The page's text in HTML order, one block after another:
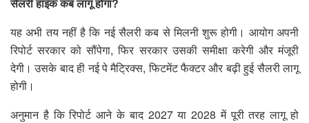
यह अभी तय नहीं है कि नई सैलरी कब से मिलनी शुरू होगी। आयोग अपनी
रिपोर्ट सरकार को सौंपेगा, फिर सरकार उसकी समीक्षा करेगी और मंजूरी
देगी। उसके बाद ही नई पे मैट्रिक्स, फिटमेंट फैक्टर और बढ़ी हुई सैलरी लागू
होगी।
अनुमान है कि रिपोर्ट आने के बाद 2027 या 2028 में पूरी तरह लागू हो